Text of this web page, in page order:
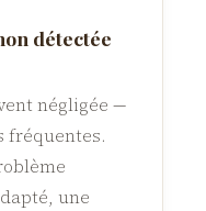
détectée
négligée —
fréquentes.
une